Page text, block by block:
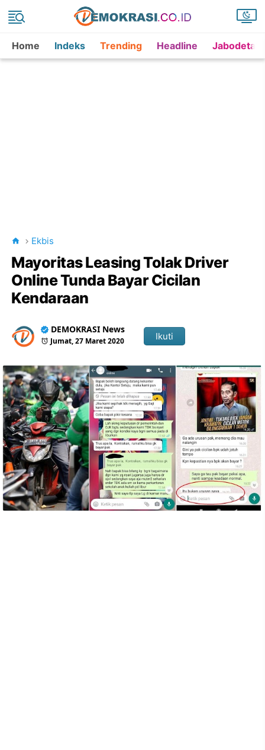
Home Indeks Trending Headline
Ekbis
Mayoritas Leasing Tolak Driver
Online Tunda Bayar Cicilan
Kendaraan
DEMOKRASI News
Jumat, 27 Maret 2020 Ikuti